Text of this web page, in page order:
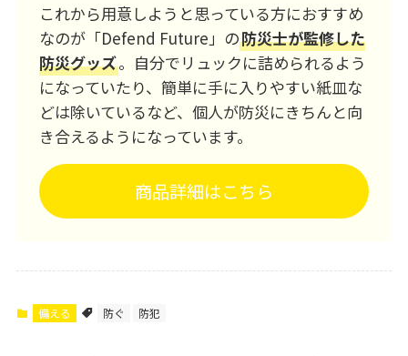
これから用意しようと思っている方におすすめ
なのが「Defend Future」の防災士が監修した
防災グッズ。自分でリュックに詰められるよう
になっていたり、簡単に手に入りやすい紙皿な
どは除いているなど、個人が防災にきちんと向
き合えるようになっています。
商品詳細はこちら
備える 防ぐ 防犯